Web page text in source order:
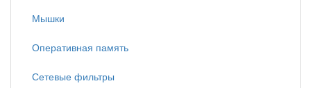
Мышки
Оперативная память
Сетевые фильтры